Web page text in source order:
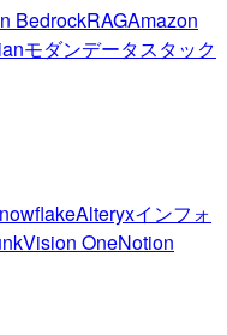
BedrockRAGAmazon
モダンデータスタック
Alteryxインフォ
Vision OneNotion